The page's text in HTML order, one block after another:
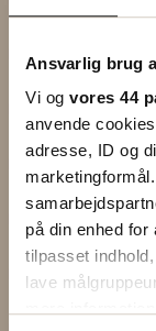
Ansvarlig brug
Vi og vores 44
anvende
adresse, ID og
på din enhed for
tilpasset
lave
EFTERNAVN
FORRETNING
E-MAIL